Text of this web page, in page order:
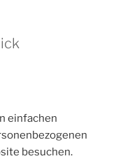
einfachen
besuchen.